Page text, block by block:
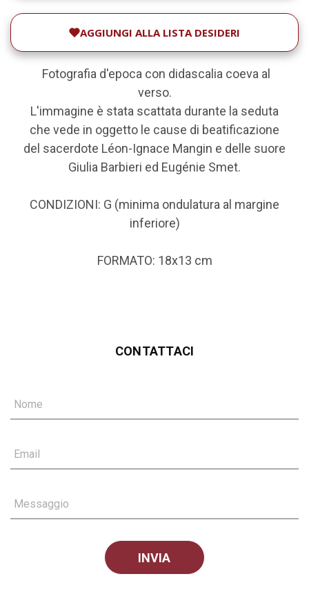
AGGIUNGI ALLA LISTA DESIDERI
Fotografia d'epoca con didascalia coeva al
verso.
L'immagine è stata scattata durante la seduta
che vede in oggetto le cause di beatificazione
del sacerdote Léon-Ignace Mangin e delle suore
Giulia Barbieri ed Eugénie Smet.
CONDIZIONI: G (minima ondulatura al margine
inferiore)
FORMATO: 18x13 cm
CONTATTACI
Nome
Email
Messaggio